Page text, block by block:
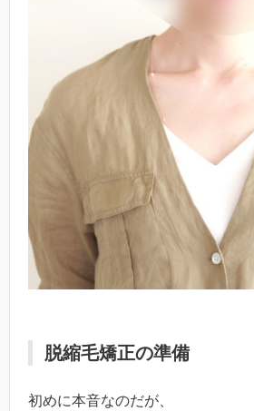
脱縮毛矯正の準備
初めに本音なのだが、